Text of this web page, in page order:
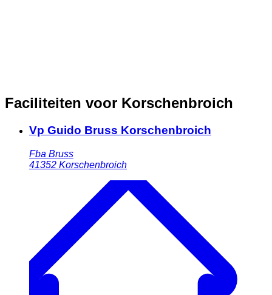
Faciliteiten voor Korschenbroich
Vp Guido Bruss Korschenbroich
Fba Bruss
41352 Korschenbroich